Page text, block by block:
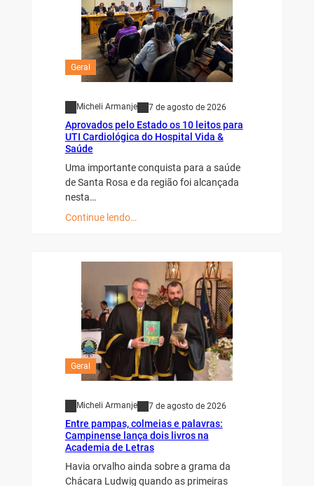
Geral
Micheli Armanje 7 de agosto de 2026
Aprovados pelo Estado os 10 leitos para
UTI Cardiológica do Hospital Vida &
Saúde
Uma importante conquista para a saúde
de Santa Rosa e da região foi alcançada
nesta…
Continue lendo…
Geral
Micheli Armanje 7 de agosto de 2026
Entre pampas, colmeias e palavras:
Campinense lança dois livros na
Academia de Letras
Havia orvalho ainda sobre a grama da
Chácara Ludwig quando as primeiras